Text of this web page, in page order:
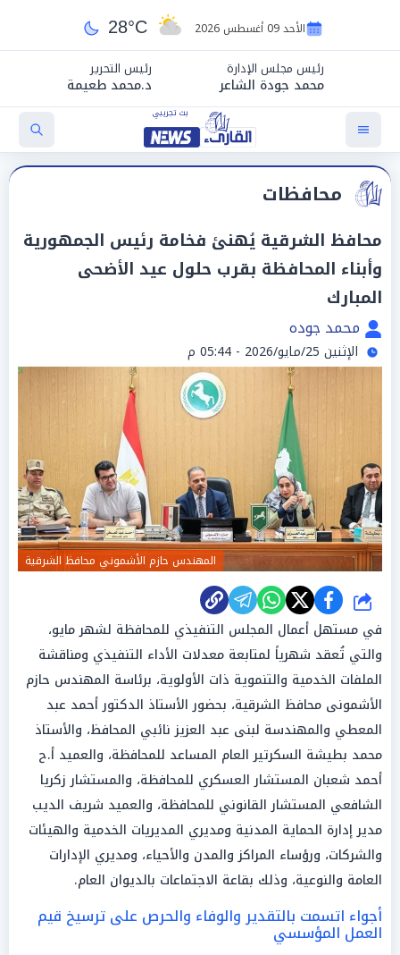
الأحد 09 أغسطس 2026 28°C
رئيس مجلس الإدارة
محمد جودة الشاعر
رئيس التحرير
د.محمد طعيمة
محافظات
محافظ الشرقية يُهنئ فخامة رئيس الجمهورية
وأبناء المحافظة بقرب حلول عيد الأضحى
المبارك
محمد جوده
الإثنين 25/مايو/2026 - 05:44 م
المهندس حازم الأشموني محافظ الشرقية
شارك
في مستهل أعمال المجلس التنفيذي للمحافظة لشهر مايو،
والتي تُعقد شهرياً لمتابعة معدلات الأداء التنفيذي ومناقشة
الملفات الخدمية والتنموية ذات الأولوية، برئاسة المهندس حازم
الأشمونى محافظ الشرقية، بحضور الأستاذ الدكتور أحمد عبد
المعطي والمهندسة لبنى عبد العزيز نائبي المحافظ، والأستاذ
محمد بطيشة السكرتير العام المساعد للمحافظة، والعميد أ.ح
أحمد شعبان المستشار العسكري للمحافظة، والمستشار زكريا
الشافعي المستشار القانوني للمحافظة، والعميد شريف الديب
مدير إدارة الحماية المدنية ومديري المديريات الخدمية والهيئات
والشركات، ورؤساء المراكز والمدن والأحياء، ومديري الإدارات
العامة والنوعية، وذلك بقاعة الاجتماعات بالديوان العام.
أجواء اتسمت بالتقدير والوفاء والحرص على ترسيخ قيم
العمل المؤسسي